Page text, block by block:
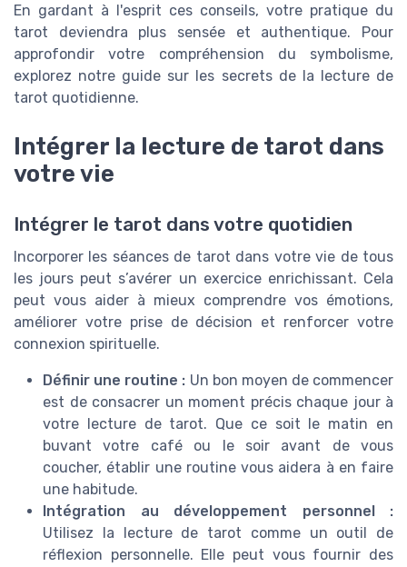
En gardant à l'esprit ces conseils, votre pratique du
tarot deviendra plus sensée et authentique. Pour
approfondir votre compréhension du symbolisme,
explorez notre guide sur les secrets de la lecture de
tarot quotidienne.
Intégrer la lecture de tarot dans
votre vie
Intégrer le tarot dans votre quotidien
Incorporer les séances de tarot dans votre vie de tous
les jours peut s’avérer un exercice enrichissant. Cela
peut vous aider à mieux comprendre vos émotions,
améliorer votre prise de décision et renforcer votre
connexion spirituelle.
Définir une routine : Un bon moyen de commencer
est de consacrer un moment précis chaque jour à
votre lecture de tarot. Que ce soit le matin en
buvant votre café ou le soir avant de vous
coucher, établir une routine vous aidera à en faire
une habitude.
Intégration au développement personnel :
Utilisez la lecture de tarot comme un outil de
réflexion personnelle. Elle peut vous fournir des